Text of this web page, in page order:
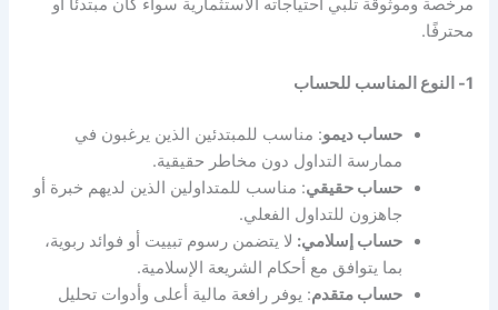
مرخصة وموثوقة تلبي احتياجاته الاستثمارية سواء كان مبتدئًا أو
محترفًا.
1- النوع المناسب للحساب
حساب ديمو: مناسب للمبتدئين الذين يرغبون في
ممارسة التداول دون مخاطر حقيقية.
حساب حقيقي: مناسب للمتداولين الذين لديهم خبرة أو
جاهزون للتداول الفعلي.
حساب إسلامي:لا يتضمن رسوم تبييت أو فوائد ربوية،
بما يتوافق مع أحكام الشريعة الإسلامية.
حساب متقدم: يوفر رافعة مالية أعلى وأدوات تحليل